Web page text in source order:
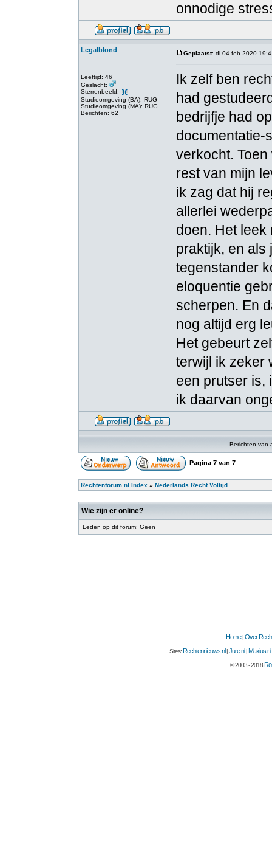
onnodige
Legalblond
Leeftijd: 46
Geslacht:
Sterrenbeeld:
Studieomgeving (BA): RUG
Studieomgeving (MA): RUG
Berichten: 62
Geplaatst: di 04 feb 2020
Ik zelf ben
had
bedrijfje had
documentatie-
verkocht.
rest van mijn
ik zag dat hij
allerlei
doen. Het leek
praktijk, en als
tegenstander
eloquentie
scherpen. En
nog altijd erg
Het gebeurt
terwijl ik zeker
een prutser is,
ik daarvan
Berichten van
Pagina 7 van 7
Rechtenforum.nl Index » Nederlands Recht Voltijd
Wie zijn er online?
Leden op dit forum: Geen
Home|Over
Sites:Rechtennieuws.nl |Jure.nl |Maxius.nl
© 2003 - 2018